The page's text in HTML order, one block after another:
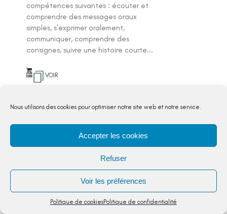
Nous utilisons des cookies pour optimiser notre site web et notre service.
Accepter les cookies
Refuser
Voir les préférences
Politique de cookiesPolitique de confidentialité
compétences suivantes : écouter et
comprendre des messages oraux
simples, s'exprimer oralement,
communiquer, comprendre des
consignes, suivre une histoire courte...
VOIR
… 52